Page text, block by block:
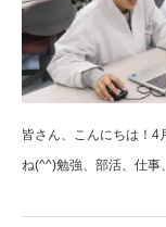
皆さん、こんにちは！4
ね(^^)勉強、部活、仕事